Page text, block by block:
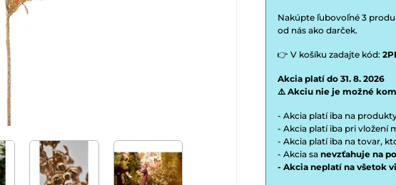
Nakúpte ľubovoľné 3
od nás ako darček.
👉 V košíku zadajte kód:
Akcia platí do 31. 8. 2026
⚠️ Akciu nie je možné
- Akcia platí iba na
- Akcia platí iba pri vložení
- Akcia platí iba na tovar,
- Akcia sa nevzťahuje na
- Akcia neplatí na všetok